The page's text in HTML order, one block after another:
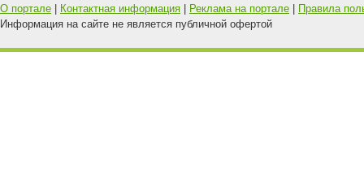
О портале
Контактная информация Реклама на портале
Правила
Информация на сайте не является публичной офертой